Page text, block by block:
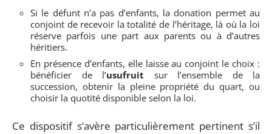
Si le défunt n’a pas d’enfants, la donation permet au
conjoint de recevoir la totalité de l’héritage, là où la loi
réserve parfois une part aux parents ou à d’autres
héritiers.
En présence d’enfants, elle laisse au conjoint le choix :
bénéficier de l’usufruit sur l’ensemble de la
succession, obtenir la pleine propriété du quart, ou
choisir la quotité disponible selon la loi.
Ce dispositif s’avère particulièrement pertinent s’il